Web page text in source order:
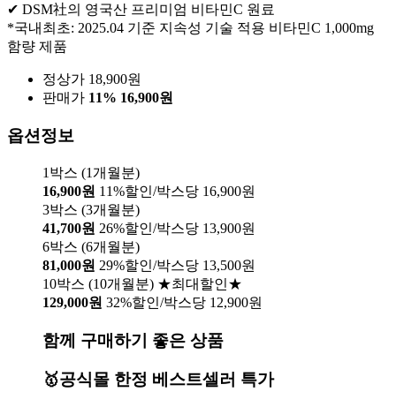
✔ DSM社의 영국산 프리미엄 비타민C 원료
*국내최초: 2025.04 기준 지속성 기술 적용 비타민C 1,000mg
함량 제품
정상가 18,900원
판매가 11% 16,900원
옵션정보
1박스 (1개월분)
16,900원 11%할인/박스당 16,900원
3박스 (3개월분)
41,700원 26%할인/박스당 13,900원
6박스 (6개월분)
81,000원 29%할인/박스당 13,500원
10박스 (10개월분) ★최대할인★
129,000원 32%할인/박스당 12,900원
함께 구매하기 좋은 상품
🥇공식몰 한정 베스트셀러 특가